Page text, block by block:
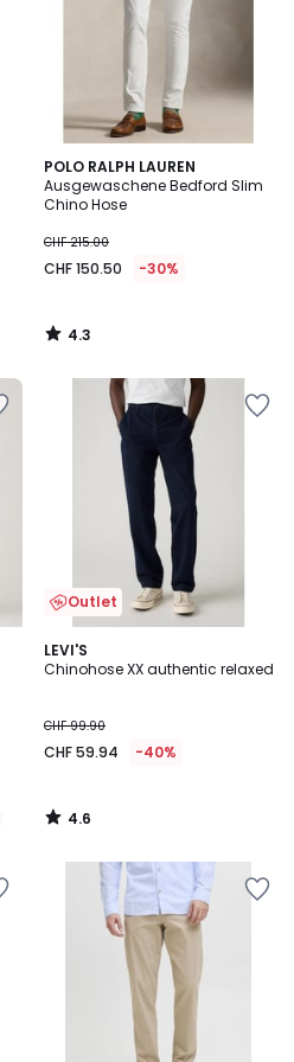
POLO RALPH LAUREN
Ausgewaschene Bedford Slim
Chino Hose
CHF 215.00
CHF 150.50 -30%
4.3
/ 5
4.3
/
Outlet
LEVI'S
Chinohose XX authentic relaxed
CHF 99.90
CHF 59.94 -40%
4.6
/ 5
4.6
/